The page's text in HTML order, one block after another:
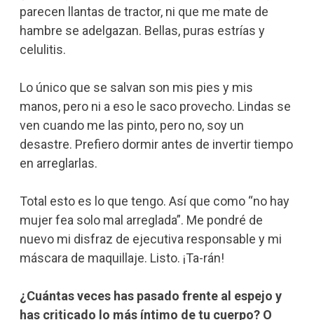
parecen llantas de tractor, ni que me mate de
hambre se adelgazan. Bellas, puras estrías y
celulitis.
Lo único que se salvan son mis pies y mis
manos, pero ni a eso le saco provecho. Lindas se
ven cuando me las pinto, pero no, soy un
desastre. Prefiero dormir antes de invertir tiempo
en arreglarlas.
Total esto es lo que tengo. Así que como “no hay
mujer fea solo mal arreglada”. Me pondré de
nuevo mi disfraz de ejecutiva responsable y mi
máscara de maquillaje. Listo. ¡Ta-rán!
¿Cuántas veces has pasado frente al espejo y
has criticado lo más íntimo de tu cuerpo? O